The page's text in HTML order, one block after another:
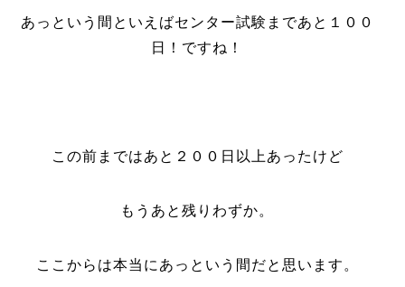
あっという間といえばセンター試験まであと１００
日！ですね！
この前まではあと２００日以上あったけど
もうあと残りわずか。
ここからは本当にあっという間だと思います。